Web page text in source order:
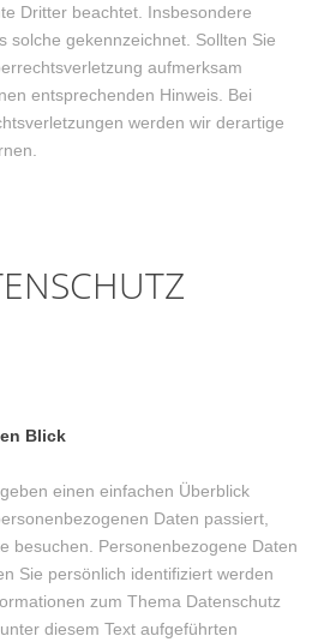
Dritter beachtet. Insbesondere
solche gekennzeichnet. Sollten Sie
aufmerksam
entsprechenden Hinweis. Bei
werden wir derartige
Blick
einen einfachen Überblick
Daten passiert,
besuchen. Personenbezogene Daten
Sie persönlich identifiziert werden
zum Thema Datenschutz
diesem Text aufgeführten